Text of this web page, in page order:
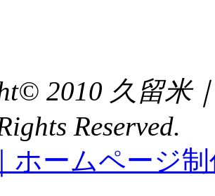
2010 久留米
Reserved.
ホームページ